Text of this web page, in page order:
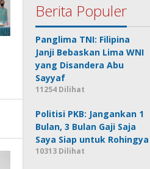
Berita Populer
Panglima TNI: Filipina
Janji Bebaskan Lima WNI
yang Disandera Abu
Sayyaf
11254 Dilihat
Politisi PKB: Jangankan 1
Bulan, 3 Bulan Gaji Saja
Saya Siap untuk Rohingya
10313 Dilihat